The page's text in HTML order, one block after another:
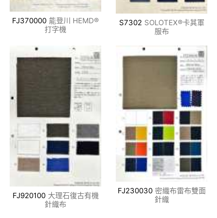
FJ370000 能登川 HEMD®
打字機
S7302 SOLOTEX®卡其軍
服布
FJ920100 大理石復古有機
針織布
FJ230030 密織布雷布雙面
針織